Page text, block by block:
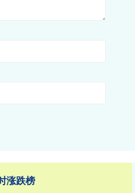
涨跌榜